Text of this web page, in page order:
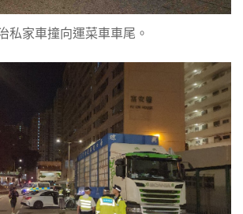
私家車撞向運菜車車尾。